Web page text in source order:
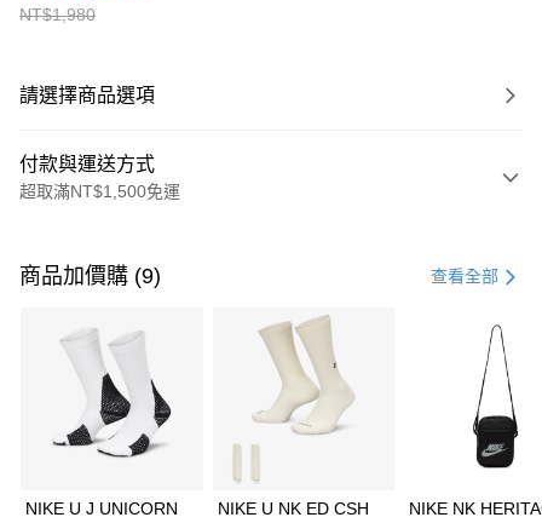
NT$1,980
請選擇商品選項
付款與運送方式
超取滿NT$1,500免運
信用卡一次付款
3 期 0 利率 每期 21家銀行
合作金庫商業銀行
第一商業銀行
華南商業銀行
彰化商業銀行
上海商業儲蓄銀行
Apple Pay
商品加價購 (9) 查看全部
NIKE U J UNICORN
NIKE U NK ED CSH
NIKE NK